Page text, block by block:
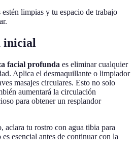
limpias y tu espacio de trabajo
inicial
facial profunda es eliminar cualquier
Aplica el desmaquillante o limpiador
masajes circulares. Esto no solo
aumentará la circulación
para obtener un resplandor
aclara tu rostro con agua tibia para
esencial antes de continuar con la